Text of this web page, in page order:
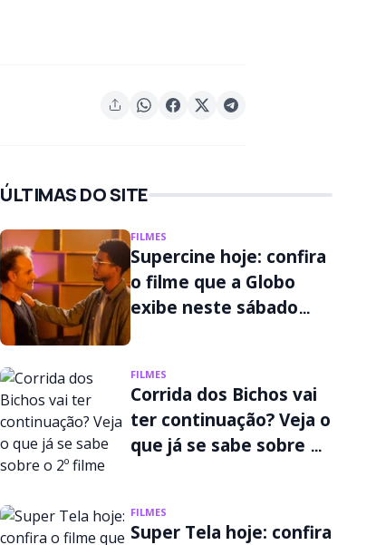
ÚLTIMAS DO SITE
FILMES
Supercine hoje: confira
o filme que a Globo
exibe neste sábado
FILMES
Corrida dos Bichos vai
ter continuação? Veja o
que já se sabe sobre o
FILMES
Super Tela hoje: confira